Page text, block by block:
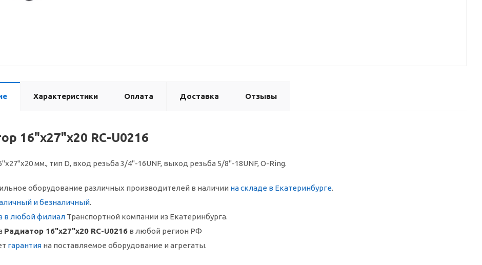
Характеристики Оплата Доставка Отзывы
16"х27"х20 RC-U0216
мм., тип D, вход резьба 3/4"-16UNF, выход резьба 5/8"-18UNF, O-Ring.
оборудование различных производителей в наличии на складе в Екатеринбурге.
и безналичный.
в любой филиал Транспортной компании из Екатеринбурга.
Радиатор 16"х27"х20 RC-U0216 в любой регион РФ
гарантия на поставляемое оборудование и агрегаты.